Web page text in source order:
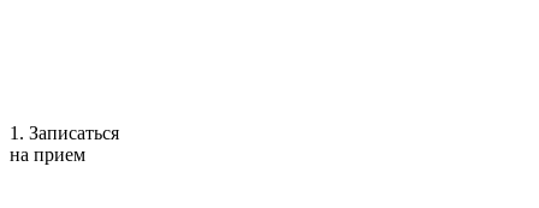
1. Записаться
на прием